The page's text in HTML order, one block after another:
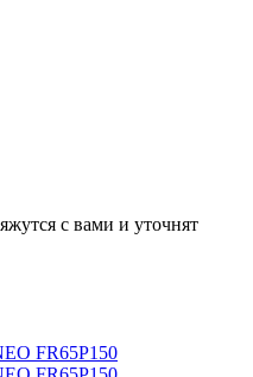
с вами и уточнят